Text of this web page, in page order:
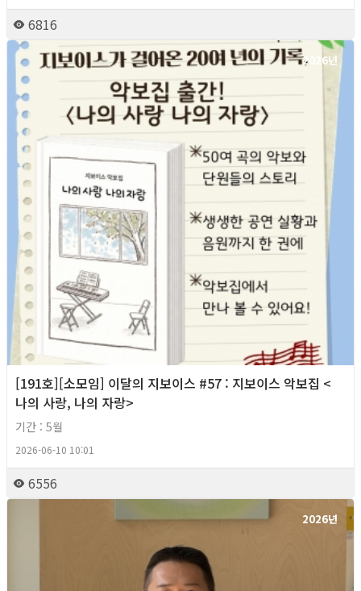
6816
2026년
[191호][소모임] 이달의 지보이스 #57 : 지보이스 악보집 <
나의 사랑, 나의 자랑>
기간 : 5월
2026-06-10 10:01
6556
2026년